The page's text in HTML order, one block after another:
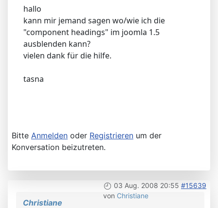
hallo
kann mir jemand sagen wo/wie ich die
"component headings" im joomla 1.5
ausblenden kann?
vielen dank für die hilfe.
tasna
Bitte Anmelden oder Registrieren um der
Konversation beizutreten.
03 Aug. 2008 20:55 #15639
von Christiane
Christiane